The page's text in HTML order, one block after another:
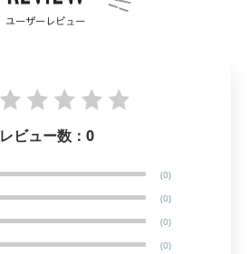
レビュー数： 0
(0)
(0)
(0)
(0)